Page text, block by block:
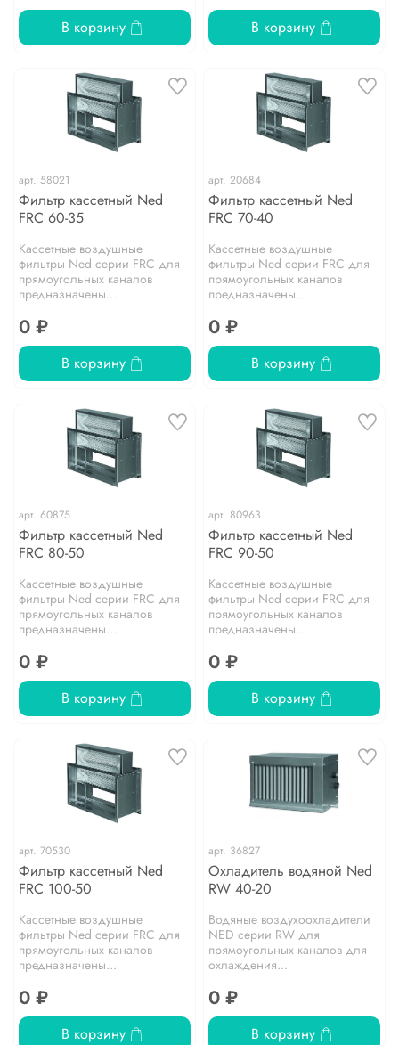
В корзину В корзину
арт. 58021
Фильтр кассетный Ned
FRC 60-35
Кассетные воздушные
фильтры Ned серии FRC для
прямоугольных каналов
предназначены...
0 ₽
В корзину
арт. 20684
Фильтр кассетный Ned
FRC 70-40
Кассетные воздушные
фильтры Ned серии FRC для
прямоугольных каналов
предназначены...
0 ₽
В корзину
арт. 60875
Фильтр кассетный Ned
FRC 80-50
Кассетные воздушные
фильтры Ned серии FRC для
прямоугольных каналов
предназначены...
0 ₽
В корзину
арт. 80963
Фильтр кассетный Ned
FRC 90-50
Кассетные воздушные
фильтры Ned серии FRC для
прямоугольных каналов
предназначены...
0 ₽
В корзину
арт. 70530
Фильтр кассетный Ned
FRC 100-50
Кассетные воздушные
фильтры Ned серии FRC для
прямоугольных каналов
предназначены...
0 ₽
В корзину
арт. 36827
Охладитель водяной Ned
RW 40-20
Водяные воздухоохладители
NED серии RW для
прямоугольных каналов для
охлаждения...
0 ₽
В корзину